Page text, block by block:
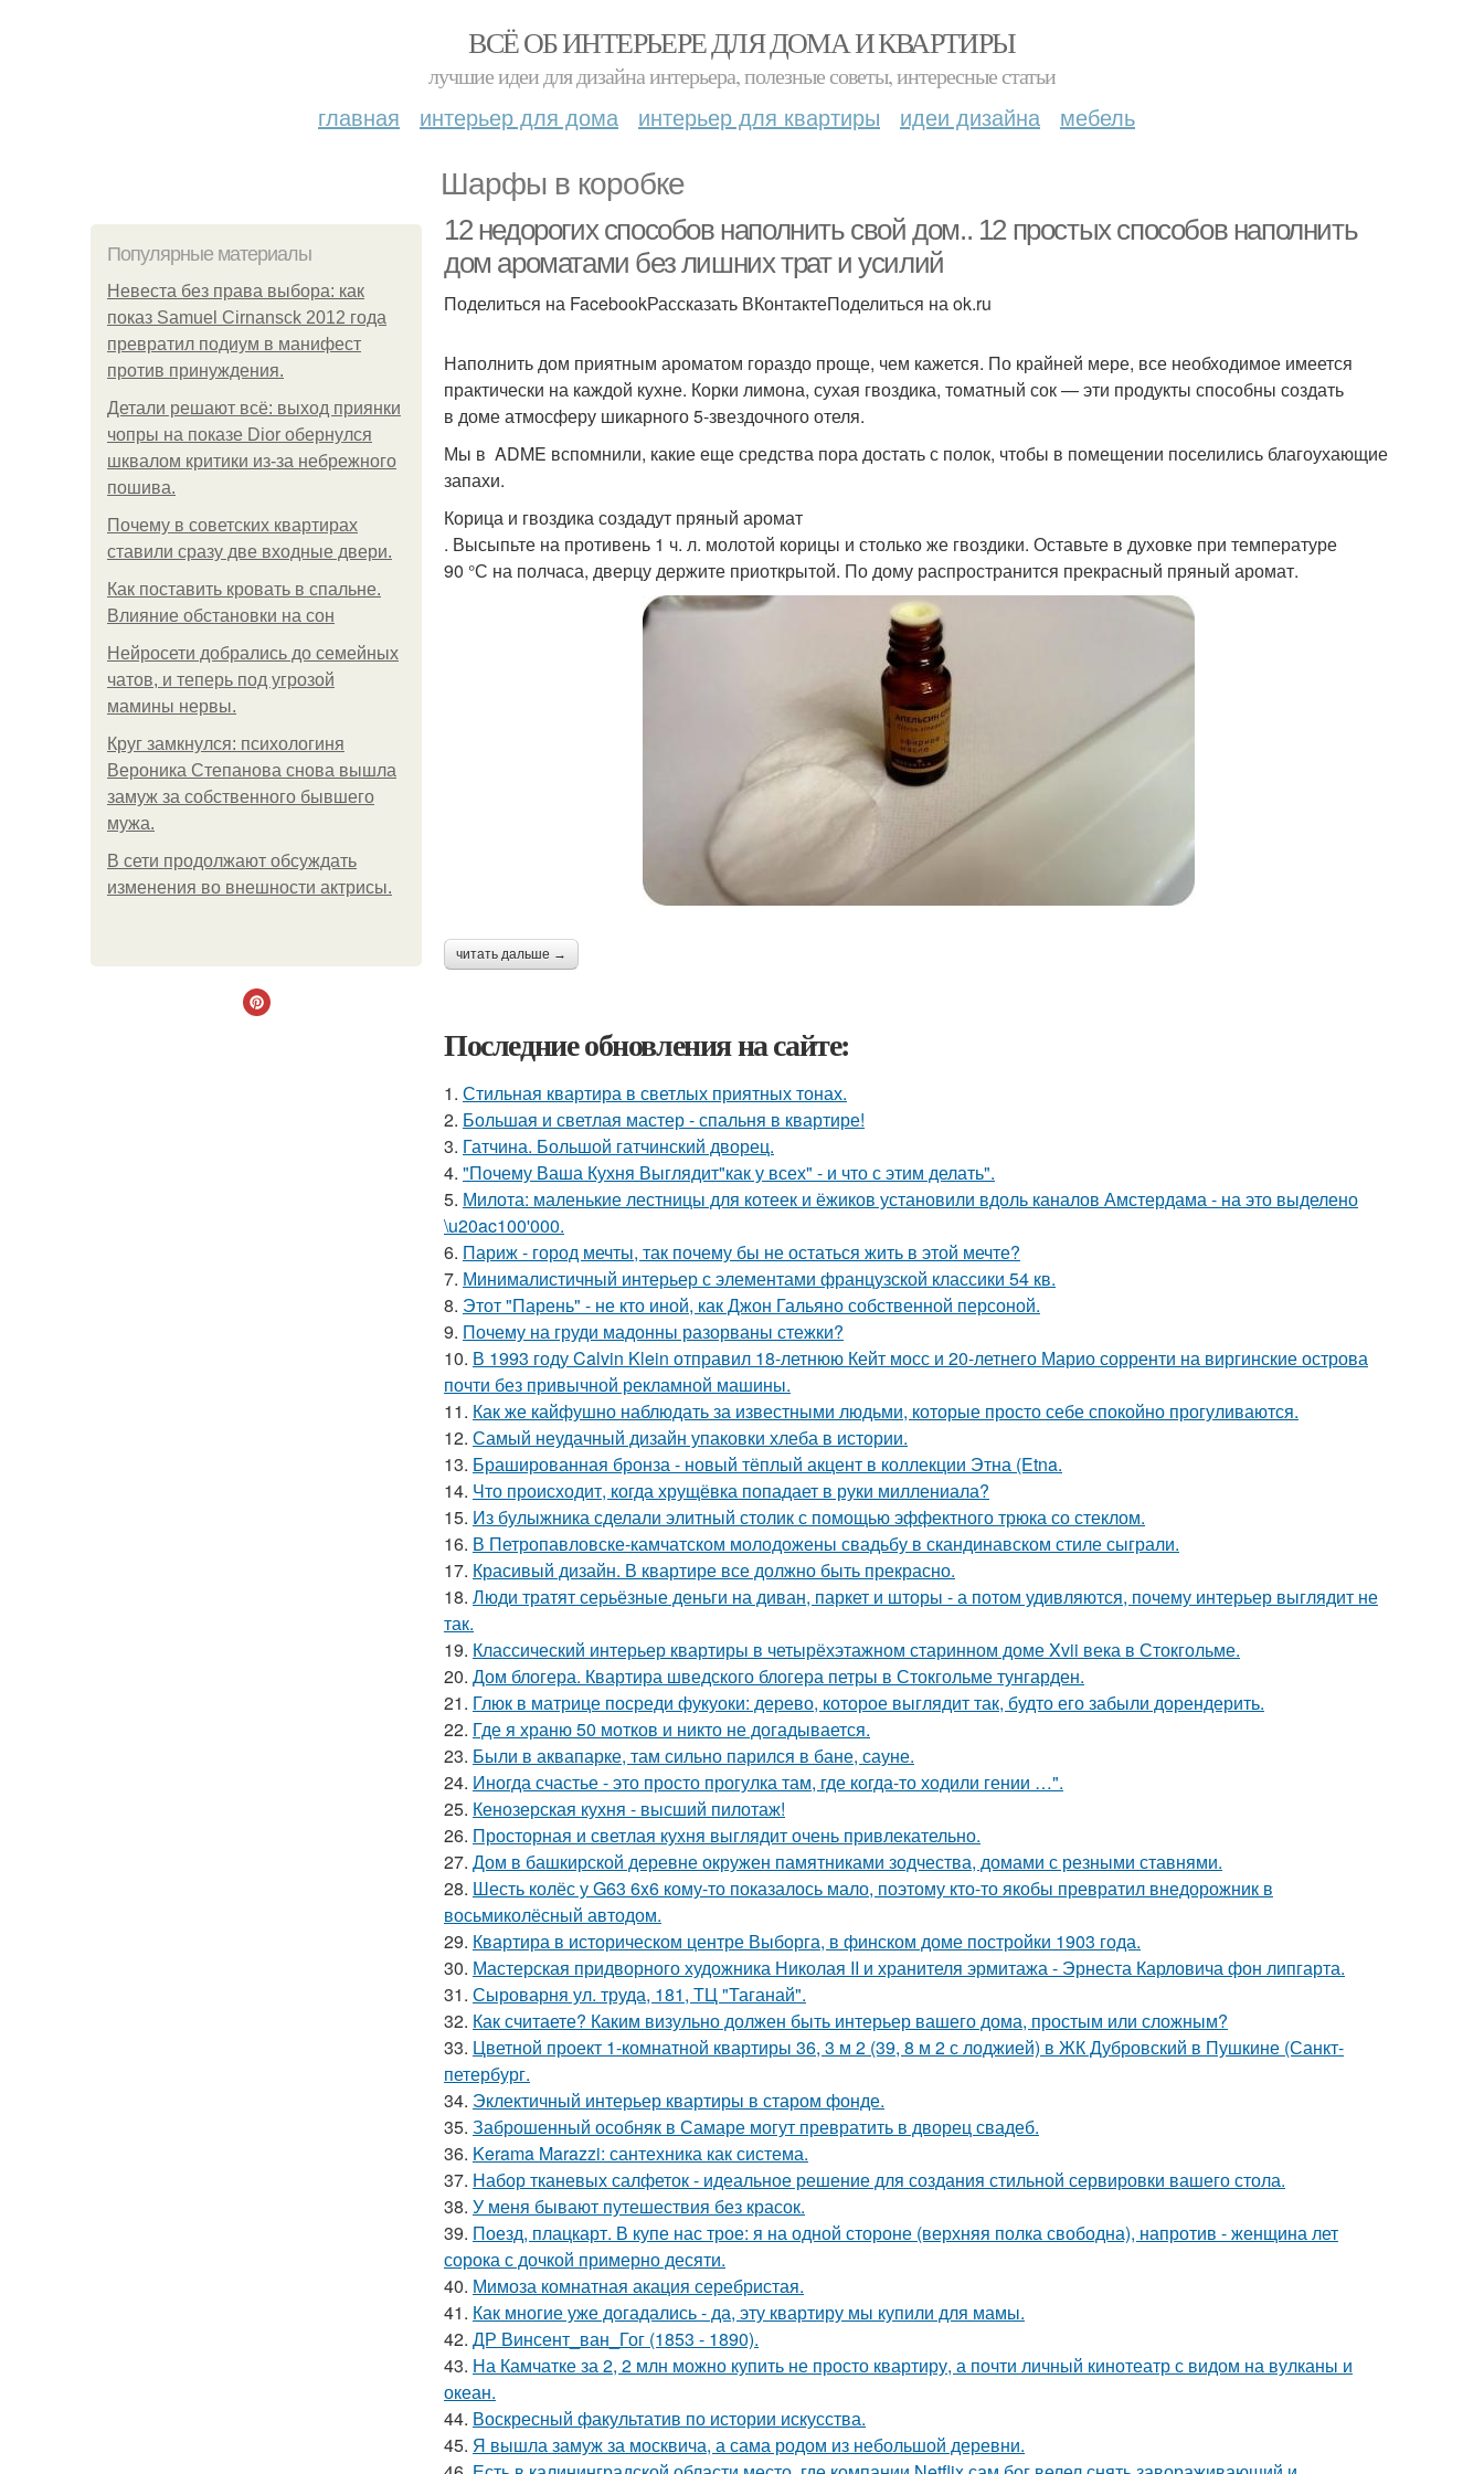
ВСЁ ОБ ИНТЕРЬЕРЕ ДЛЯ ДОМА И КВАРТИРЫ
лучшие идеи для дизайна интерьера, полезные советы, интересные статьи
главная интерьер для дома интерьер для квартиры идеи дизайна мебель
Шарфы в коробке
Популярные материалы
Невеста без права выбора: как
показ Samuel Cirnansck 2012 года
превратил подиум в манифест
против принуждения.
Детали решают всё: выход приянки
чопры на показе Dior обернулся
шквалом критики из-за небрежного
пошива.
Почему в советских квартирах
ставили сразу две входные двери.
Как поставить кровать в спальне.
Влияние обстановки на сон
Нейросети добрались до семейных
чатов, и теперь под угрозой
мамины нервы.
Круг замкнулся: психологиня
Вероника Степанова снова вышла
замуж за собственного бывшего
мужа.
В сети продолжают обсуждать
изменения во внешности актрисы.
12 недорогих способов наполнить свой дом.. 12 простых способов наполнить
дом ароматами без лишних трат и усилий
Поделиться на FacebookРассказать ВКонтактеПоделиться на ok.ru
Наполнить дом приятным ароматом гораздо проще, чем кажется. По крайней мере, все необходимое имеется
практически на каждой кухне. Корки лимона, сухая гвоздика, томатный сок — эти продукты способны создать
в доме атмосферу шикарного 5-звездочного отеля.
Мы в ADME вспомнили, какие еще средства пора достать с полок, чтобы в помещении поселились благоухающие
запахи.
Корица и гвоздика создадут пряный аромат
. Высыпьте на противень 1 ч. л. молотой корицы и столько же гвоздики. Оставьте в духовке при температуре
90 °С на полчаса, дверцу держите приоткрытой. По дому распространится прекрасный пряный аромат.
читать дальше →
Последние обновления на сайте:
1. Стильная квартира в светлых приятных тонах.
2. Большая и светлая мастер - спальня в квартире!
3. Гатчина. Большой гатчинский дворец.
4. "Почему Ваша Кухня Выглядит"как у всех" - и что с этим делать".
5. Милота: маленькие лестницы для котеек и ёжиков установили вдоль каналов Амстердама - на это выделено
\u20ac100'000.
6. Париж - город мечты, так почему бы не остаться жить в этой мечте?
7. Минималистичный интерьер с элементами французской классики 54 кв.
8. Этот "Парень" - не кто иной, как Джон Гальяно собственной персоной.
9. Почему на груди мадонны разорваны стежки?
10. В 1993 году Calvin Klein отправил 18-летнюю Кейт мосс и 20-летнего Марио сорренти на виргинские острова
почти без привычной рекламной машины.
11. Как же кайфушно наблюдать за известными людьми, которые просто себе спокойно прогуливаются.
12. Самый неудачный дизайн упаковки хлеба в истории.
13. Брашированная бронза - новый тёплый акцент в коллекции Этна (Etna.
14. Что происходит, когда хрущёвка попадает в руки миллениала?
15. Из булыжника сделали элитный столик с помощью эффектного трюка со стеклом.
16. В Петропавловске-камчатском молодожены свадьбу в скандинавском стиле сыграли.
17. Красивый дизайн. В квартире все должно быть прекрасно.
18. Люди тратят серьёзные деньги на диван, паркет и шторы - а потом удивляются, почему интерьер выглядит не
так.
19. Классический интерьер квартиры в четырёхэтажном старинном доме Xvii века в Стокгольме.
20. Дом блогера. Квартира шведского блогера петры в Стокгольме тунгарден.
21. Глюк в матрице посреди фукуоки: дерево, которое выглядит так, будто его забыли дорендерить.
22. Где я храню 50 мотков и никто не догадывается.
23. Были в аквапарке, там сильно парился в бане, сауне.
24. Иногда счастье - это просто прогулка там, где когда-то ходили гении …".
25. Кенозерская кухня - высший пилотаж!
26. Просторная и светлая кухня выглядит очень привлекательно.
27. Дом в башкирской деревне окружен памятниками зодчества, домами с резными ставнями.
28. Шесть колёс у G63 6x6 кому-то показалось мало, поэтому кто-то якобы превратил внедорожник в
восьмиколёсный автодом.
29. Квартира в историческом центре Выборга, в финском доме постройки 1903 года.
30. Мастерская придворного художника Николая II и хранителя эрмитажа - Эрнеста Карловича фон липгарта.
31. Сыроварня ул. труда, 181, ТЦ "Таганай".
32. Как считаете? Каким визульно должен быть интерьер вашего дома, простым или сложным?
33. Цветной проект 1-комнатной квартиры 36, 3 м 2 (39, 8 м 2 с лоджией) в ЖК Дубровский в Пушкине (Санкт-
петербург.
34. Эклектичный интерьер квартиры в старом фонде.
35. Заброшенный особняк в Самаре могут превратить в дворец свадеб.
36. Kerama Marazzi: сантехника как система.
37. Набор тканевых салфеток - идеальное решение для создания стильной сервировки вашего стола.
38. У меня бывают путешествия без красок.
39. Поезд, плацкарт. В купе нас трое: я на одной стороне (верхняя полка свободна), напротив - женщина лет
сорока с дочкой примерно десяти.
40. Мимоза комнатная акация серебристая.
41. Как многие уже догадались - да, эту квартиру мы купили для мамы.
42. ДР Винсент_ван_Гог (1853 - 1890).
43. На Камчатке за 2, 2 млн можно купить не просто квартиру, а почти личный кинотеатр с видом на вулканы и
океан.
44. Воскресный факультатив по истории искусства.
45. Я вышла замуж за москвича, а сама родом из небольшой деревни.